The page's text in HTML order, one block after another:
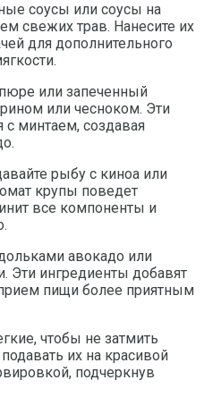
соусы или соусы на
свежих трав. Нанесите их
для дополнительного
или запеченный
или чесноком. Эти
с минтаем, создавая
рыбу с киноа или
крупы поведет
все компоненты и
авокадо или
ингредиенты добавят
пищи более приятным
чтобы не затмить
их на красивой
подчеркнув